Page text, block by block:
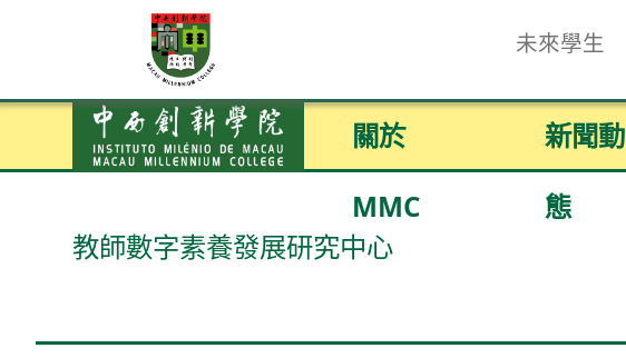
未來學生
關於
MMC
新聞動
態
教師數字素養發展研究中心